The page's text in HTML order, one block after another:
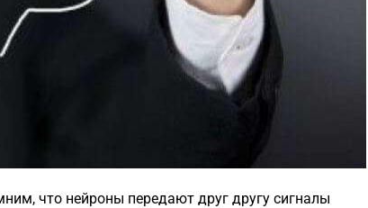
что нейроны передают друг другу сигналы